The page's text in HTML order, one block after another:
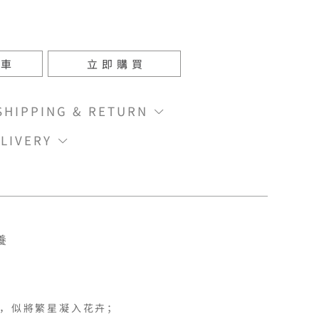
立即購買
& RETURN
似將繁星凝入花卉；